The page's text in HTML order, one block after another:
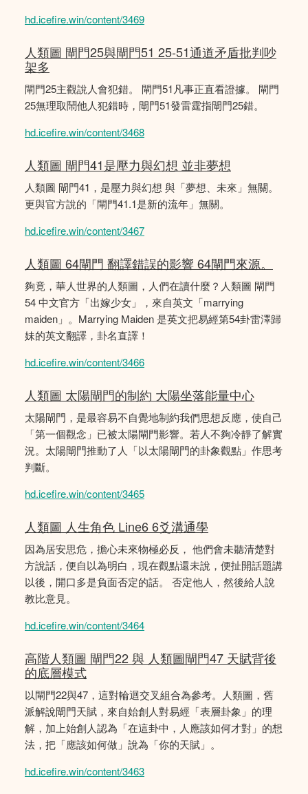
hd.icefire.win/content/3469
人類圖 閘門25與閘門51 25-51通道矛盾批判吵
架多
閘門25主觀說人會犯錯。 閘門51凡事正直看證據。 閘門
25無理取鬧他人犯錯時，閘門51發雷霆指閘門25錯。
hd.icefire.win/content/3468
人類圖 閘門41是壓力與幻想 並非夢想
人類圖 閘門41，是壓力與幻想 與「夢想、未來」無關。
更與官方說的「閘門41.1是新的流年」無關。
hd.icefire.win/content/3467
人類圖 64閘門 翻譯錯誤的影響 64閘門來源。
夠竟，華人世界的人類圖，人們在讀什麼？人類圖 閘門
54 中文官方「出嫁少女」，來自英文「marrying
maiden」。Marrying Maiden 是英文把易經第54卦雷澤歸
妹的英文翻譯，卦名直譯！
hd.icefire.win/content/3466
人類圖 太陽閘門的制約 大陽坐落能量中心
太陽閘門，是最容易不自覺地制約我們思想反應，使自己
「第一個觀念」已被太陽閘門影響。若人不夠冷靜了解實
況。太陽閘門推動了人「以太陽閘門的卦象觀點」作思考
判斷。
hd.icefire.win/content/3465
人類圖 人生角色 Line6 6爻溝通學
因為居安思危，擔心未來物極必反， 他們會未聽清楚對
方說話，便自以為明白，現在觀點還未說，便扯開話題講
以後，開口多是負面否定的話。 否定他人，然後給人說
教比意見。
hd.icefire.win/content/3464
高階人類圖 閘門22 與 人類圖閘門47 天賦背後
的底層模式
以閘門22與47，這對輪迴交叉組合為參考。人類圖，舊
派解說閘門天賦，來自始創人對易經「表層卦象」的理
解，加上始創人認為「在這卦中，人應該如何才對」的想
法，把「應該如何做」說為「你的天賦」。
hd.icefire.win/content/3463